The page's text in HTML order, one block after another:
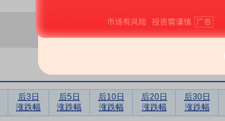
后3日
涨跌幅
后5日
涨跌幅
后10日
涨跌幅
后20日
涨跌幅
后30日
涨跌幅